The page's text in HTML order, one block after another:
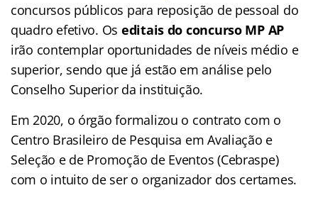
concursos públicos para reposição de pessoal do
quadro efetivo. Os editais do concurso MP AP
irão contemplar oportunidades de níveis médio e
superior, sendo que já estão em análise pelo
Conselho Superior da instituição.
Em 2020, o órgão formalizou o contrato com o
Centro Brasileiro de Pesquisa em Avaliação e
Seleção e de Promoção de Eventos (Cebraspe)
com o intuito de ser o organizador dos certames.